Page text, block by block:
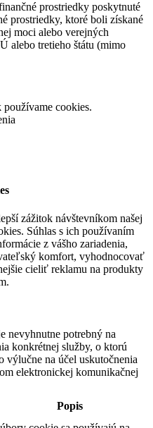
prostriedky poskytnuté
prostriedky, ktoré boli získané
moci alebo verejných
alebo tretieho štátu (mimo
používame cookies.
zážitok návštevníkom našej
Súhlas s ich používaním
z vášho zariadenia,
komfort, vyhodnocovať
cieliť reklamu na produkty
nevyhnutne potrebný na
konkrétnej služby, o ktorú
výlučne na účel uskutočnenia
elektronickej komunikačnej
Popis